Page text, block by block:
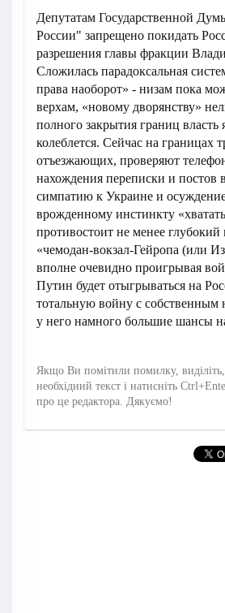
Депутатам Государственной
России" запрещено покидать
разрешения главы фракции
Сложилась парадоксальная
права наоборот» - низам пока
верхам, «новому дворянству»
полного закрытия границ власть
колеблется. Сейчас на границах
отъезжающих, проверяют
нахождения переписки и
симпатию к Украине и
врожденному инстинкту
противостоит не менее глубокий
«чемодан-вокзал-Гейропа (или
вполне очевидно проигрывая
Путин будет отыгрываться на
тотальную войну с собственным
у него намного большие шансы
Якщо Ви помітили помилку, виділіть,
необхідний текст і натисніть
про це редактора. Дякуємо!